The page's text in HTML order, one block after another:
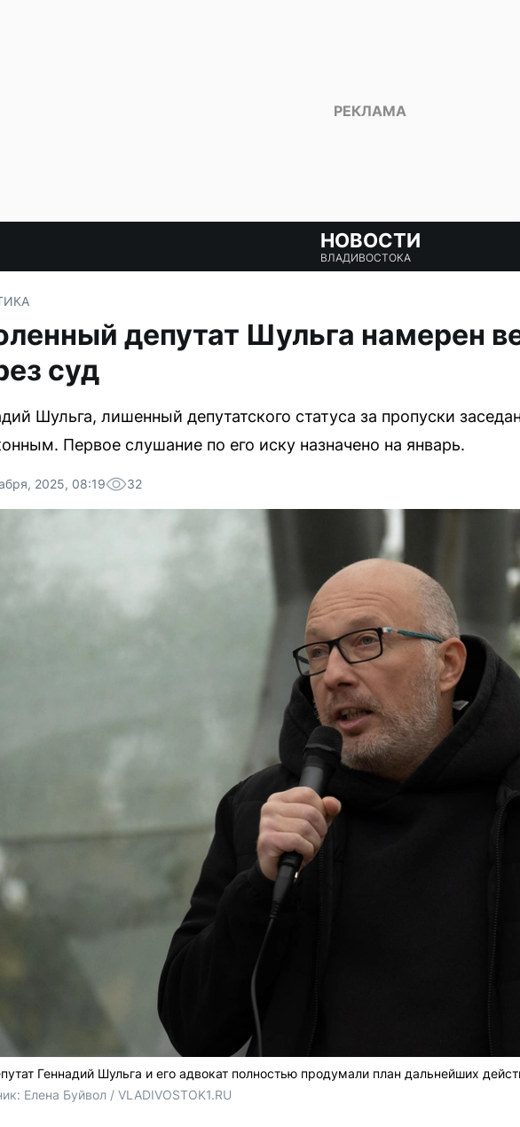
НОВОСТИ
ВЛАДИВОСТОКА
депутат Шульга намерен
суд
Шульга, лишенный депутатского статуса за пропуски
Первое слушание по его иску назначено на январь.
2025, 08:19 32
Геннадий Шульга и его адвокат полностью продумали план дальнейших
Елена Буйвол / VLADIVOSTOK1.RU